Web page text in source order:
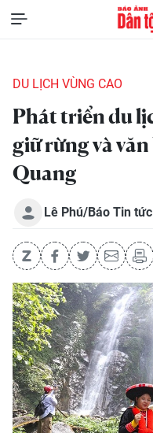
DU LỊCH VÙNG CAO
Phát triển du
giữ rừng và
Quang
Lê Phú/Báo Tin